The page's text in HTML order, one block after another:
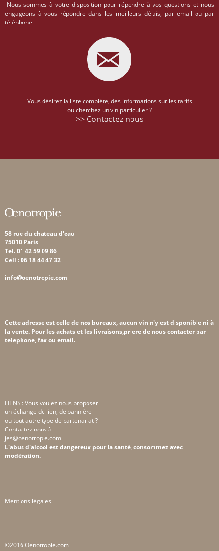
-Nous sommes à votre disposition pour répondre à vos questions et nous
engageons à vous répondre dans les meilleurs délais, par email ou par
téléphone.
Vous désirez la liste complète, des informations sur les tarifs
ou cherchez un vin particulier ?
>> Contactez nous
58 rue du chateau d'eau
75010 Paris
Tel. 01 42 59 09 86
Cell : 06 18 44 47 32
info@oenotropie.com
Cette adresse est celle de nos bureaux, aucun vin n'y est disponible ni à
la vente. Pour les achats et les livraisons,priere de nous contacter par
telephone, fax ou email.
LIENS : Vous voulez nous proposer
un échange de lien, de bannière
ou tout autre type de partenariat ?
Contactez nous à
jes@oenotropie.com
L'abus d'alcool est dangereux pour la santé, consommez avec
modération.
Mentions légales
©2016 Oenotropie.com